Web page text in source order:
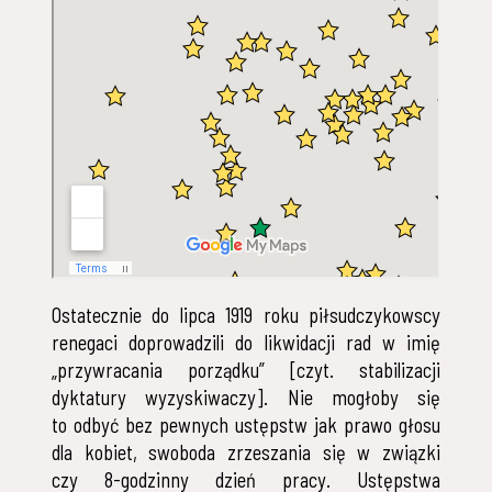
Ostatecznie do lipca 1919 roku piłsudczykowscy
renegaci doprowadzili do likwidacji rad w imię
„przywracania porządku” [czyt. stabilizacji
dyktatury wyzyskiwaczy]. Nie mogłoby się
to odbyć bez pewnych ustępstw jak prawo głosu
dla kobiet, swoboda zrzeszania się w związki
czy 8-godzinny dzień pracy. Ustępstwa